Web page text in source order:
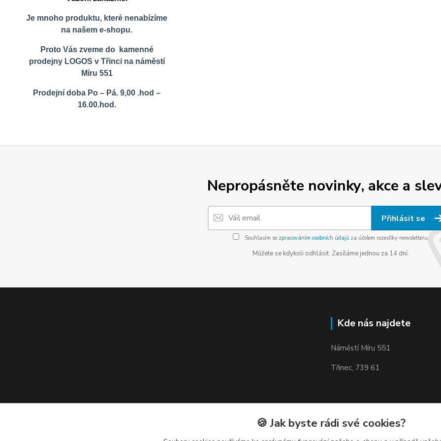
Je mnoho produktu, které nenabízíme
na našem e-shopu.
Proto Vás zveme do kamenné
prodejny LOGOS v Třinci na náměstí
Míru 551
Prodejní doba Po – Pá. 9,00 .hod –
16.00.hod.
Nepropásněte novinky, akce a
Přihlásit se
Souhlasím se zpracováním osobních údajůza účelem rozesílky newsletteru.
Můžete se kdykoli odhlásit. Zasíláme jednou za 14 dní.
Kde nás najdete
Náměstí Míru 551
Třinec, 739 61
🍪 Jak byste rádi své cookies?